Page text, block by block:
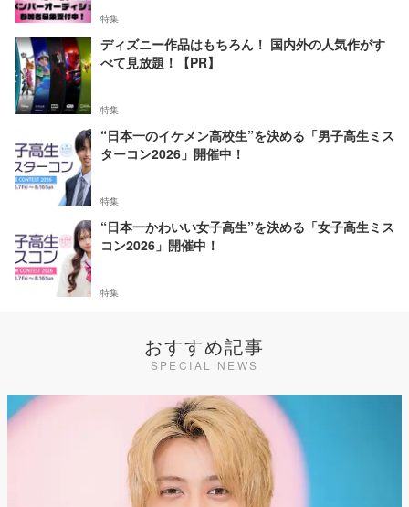
特集
ディズニー作品はもちろん！ 国内外の人気作がす
べて見放題！【PR】
特集
“日本一のイケメン高校生”を決める「男子高生ミス
ターコン2026」開催中！
特集
“日本一かわいい女子高生”を決める「女子高生ミス
コン2026」開催中！
特集
おすすめ記事
SPECIAL NEWS